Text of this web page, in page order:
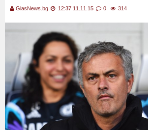
GlasNews.bg 12:37 11.11.15 0 314